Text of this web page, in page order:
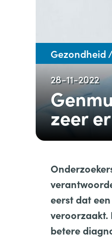
Gezondheid
28-11-2022
zeer
eerst dat
veroorzaakt.
betere